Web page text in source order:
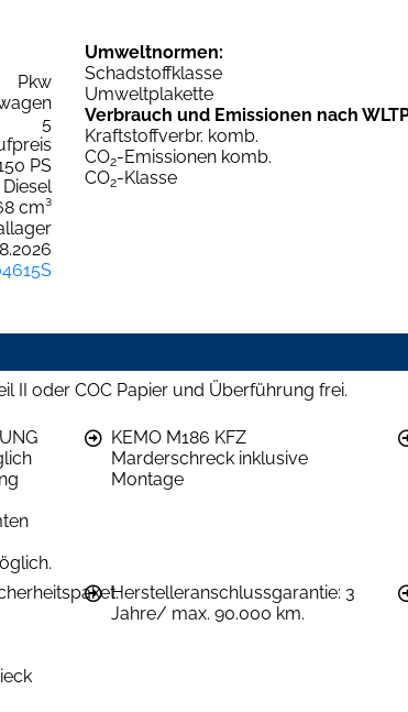
Pkw
5
PS
Diesel
cm³
Umweltnormen:
Schadstoffklasse
Umweltplakette
Verbrauch und Emissionen nach
Kraftstoffverbr. komb.
CO2-Emissionen komb.
CO2-Klasse
II oder COC Papier und Überführung frei.
KEMO M186 KFZ
Marderschreck inklusive
Montage
Herstelleranschlussgarantie: 3
Jahre/ max. 90.000 km.